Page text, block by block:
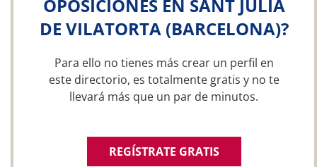
OPOSICIONES EN SANT JULIÀ
DE VILATORTA (BARCELONA)?
Para ello no tienes más crear un perfil en
este directorio, es totalmente gratis y no te
llevará más que un par de minutos.
REGÍSTRATE GRATIS